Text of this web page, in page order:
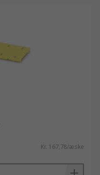
Kr. 167,78/æske